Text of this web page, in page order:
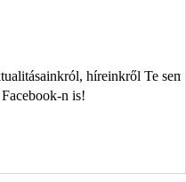
híreinkről Te
n is!